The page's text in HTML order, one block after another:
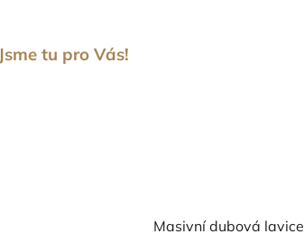
Jsme tu pro Vás!
Masivní dubová lavice